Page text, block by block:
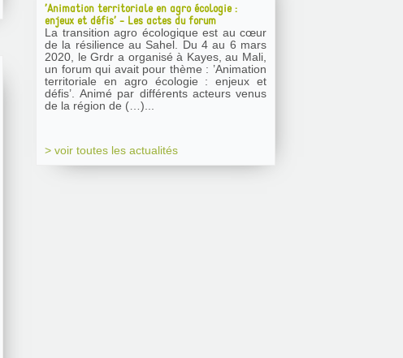
’Animation territoriale en agro écologie :
enjeux et défis’ - Les actes du forum
La transition agro écologique est au cœur
de la résilience au Sahel. Du 4 au 6 mars
2020, le Grdr a organisé à Kayes, au Mali,
un forum qui avait pour thème : ’Animation
territoriale en agro écologie : enjeux et
défis’. Animé par différents acteurs venus
de la région de (…)...
> voir toutes les actualités